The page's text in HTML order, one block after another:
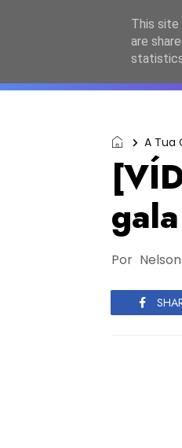
A Tua
gala
Por
This site
are